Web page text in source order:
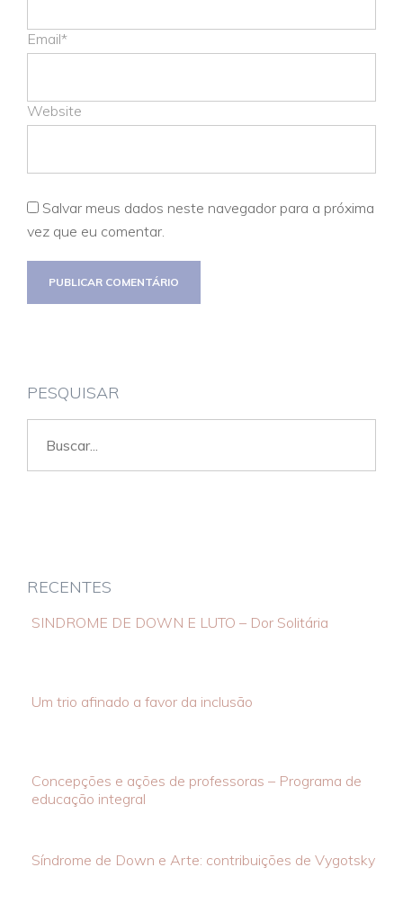
Email*
Website
Salvar meus dados neste navegador para a próxima
vez que eu comentar.
PESQUISAR
por:
RECENTES
SINDROME DE DOWN E LUTO – Dor Solitária
Um trio afinado a favor da inclusão
Concepções e ações de professoras – Programa de
educação integral
Síndrome de Down e Arte: contribuições de Vygotsky